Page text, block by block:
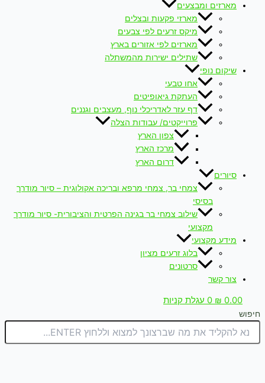
מארזים ומבצעים
מארזי פקעות ובצלים
מיקס זרעים לפי צבעים
מארזים לפי אזורים בארץ
שתילים ישירות מהמשתלה
שיקום נופי
אחו טבעי
העתקת גיאופיטים
דף עזר לאדריכלי נוף, מעצבים וגננים
פרוייקטים/ עבודות הצלה
צפון הארץ
מרכז הארץ
דרום הארץ
סיורים
צמחי בר, צמחי מרפא ובריכה אקולוגית – סיור מודרך
בסיסי
שילוב צמחי בר בגינה הפרטית והציבורית- סיור מודרך
מקצועי
מידע מקצועי
בלוג זרעים מציון
סרטונים
צור קשר
₪ 0.00
0 עגלת קניות
חיפוש